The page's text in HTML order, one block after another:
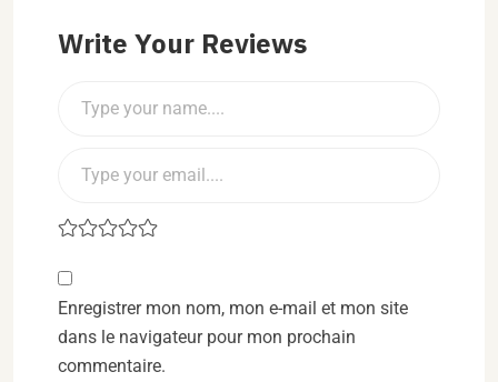
Write Your Reviews
Enregistrer mon nom, mon e-mail et mon site
dans le navigateur pour mon prochain
commentaire.